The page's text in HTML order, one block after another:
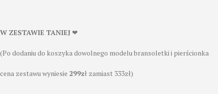
W ZESTAWIE TANIEJ ❤
(Po dodaniu do koszyka dowolnego modelu bransoletki i pierścionka
cena zestawu wyniesie 299zł zamiast 333zł)